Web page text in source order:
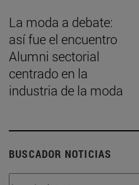
La moda a debate:
así fue el encuentro
Alumni sectorial
centrado en la
industria de la moda
BUSCADOR NOTICIAS